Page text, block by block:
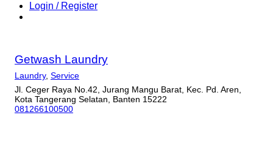
Login / Register
Getwash Laundry
Laundry, Service
Jl. Ceger Raya No.42, Jurang Mangu Barat, Kec. Pd. Aren,
Kota Tangerang Selatan, Banten 15222
081266100500